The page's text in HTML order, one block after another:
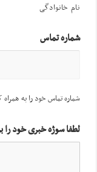
نام خانوادگی
شماره تماس
شماره تماس خود را به همراه
لطفا سوژه خبری خود را